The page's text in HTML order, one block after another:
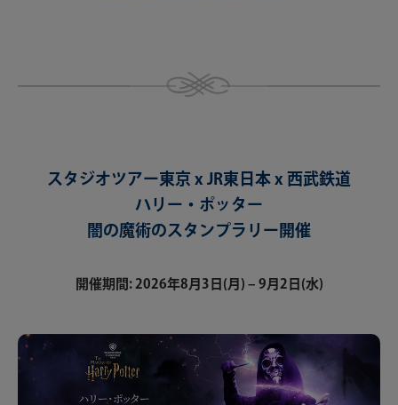
スタジオツアー東京 x JR東日本 x 西武鉄道​
ハリー・ポッター​
闇の魔術のスタンプラリー開催​
開催期間: 2026年8月3日(月) – 9月2日(水)